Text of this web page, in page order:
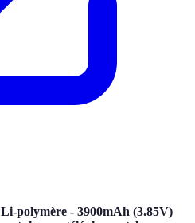
polymère - 3900mAh (3.85V)